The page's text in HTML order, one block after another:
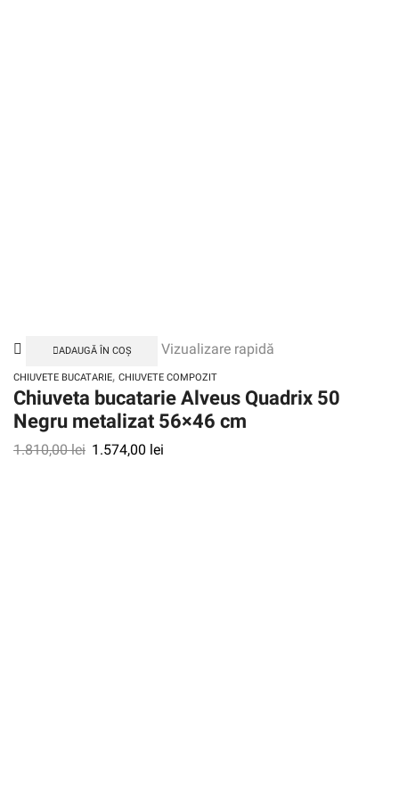
ADAUGĂ ÎN COȘ Vizualizare rapidă
CHIUVETE BUCATARIE, CHIUVETE COMPOZIT
Chiuveta bucatarie Alveus Quadrix 50
Negru metalizat 56×46 cm
1.810,00lei 1.574,00 lei